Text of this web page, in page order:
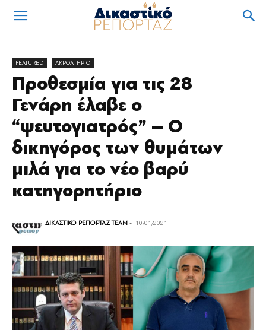
FEATURED ΑΚΡΟΑΤΗΡΙΟ
Προθεσμία για τις 28
Γενάρη έλαβε ο
“ψευτογιατρός” – Ο
δικηγόρος των θυμάτων
μιλά για το νέο βαρύ
κατηγορητήριο
ΔΙΚΑΣΤΙΚΟ ΡΕΠΟΡΤΑΖ TEAM - 10/01/2021